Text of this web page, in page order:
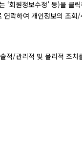
‘회원정보수정’ 등)을
락하여 개인정보의 조
적/관리적 및 물리적 조치